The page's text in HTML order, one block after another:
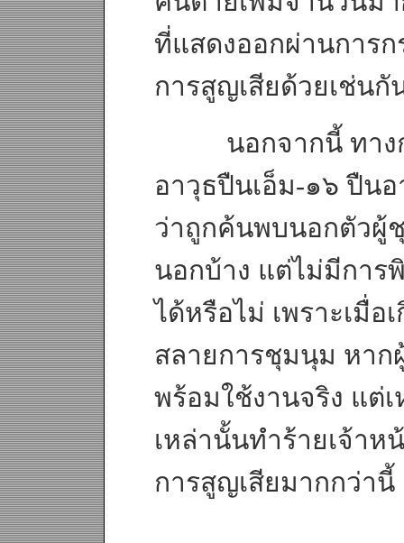
ที่แสดงออกผ่านการ
การสูญเสียด้วยเช่นกั
นอกจากนี้ ทางก
อาวุธปืนเอ็ม-๑๖ ปืนอ
ว่าถูกค้นพบนอกตัวผู้
นอกบ้าง แต่ไม่มีการ
ได้หรือไม่ เพราะเมื่อ
สลายการชุมนุม หา
พร้อมใช้งานจริง แต่
เหล่านั้นทำร้ายเจ้าห
การสูญเสียมากกว่านี้